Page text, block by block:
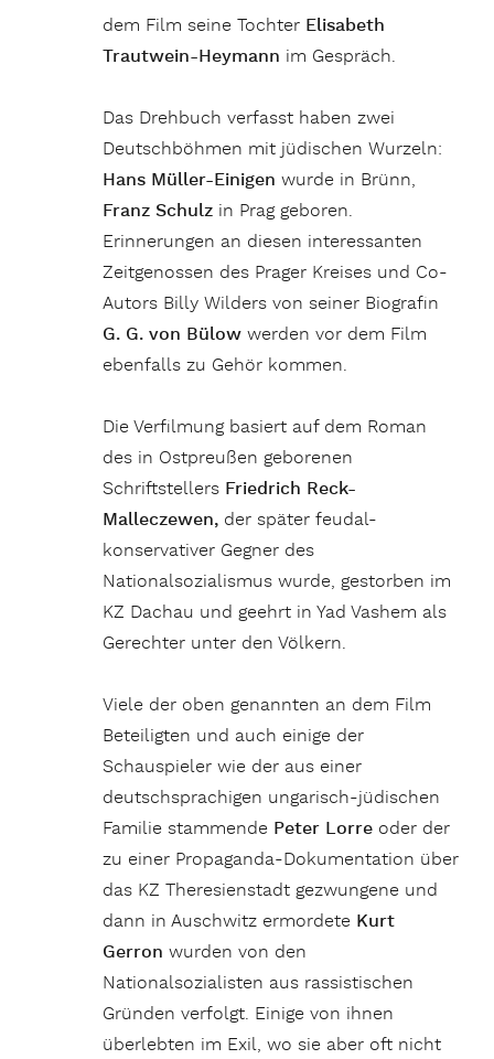
dem Film seine Tochter Elisabeth
Trautwein-Heymann im Gespräch.
Das Drehbuch verfasst haben zwei
Deutschböhmen mit jüdischen Wurzeln:
Hans Müller-Einigen wurde in Brünn,
Franz Schulz in Prag geboren.
Erinnerungen an diesen interessanten
Zeitgenossen des Prager Kreises und Co-
Autors Billy Wilders von seiner Biografin
G. G. von Bülow werden vor dem Film
ebenfalls zu Gehör kommen.
Die Verfilmung basiert auf dem Roman
des in Ostpreußen geborenen
Schriftstellers Friedrich Reck-
Malleczewen, der später feudal-
konservativer Gegner des
Nationalsozialismus wurde, gestorben im
KZ Dachau und geehrt in Yad Vashem als
Gerechter unter den Völkern.
Viele der oben genannten an dem Film
Beteiligten und auch einige der
Schauspieler wie der aus einer
deutschsprachigen ungarisch-jüdischen
Familie stammende Peter Lorre oder der
zu einer Propaganda-Dokumentation über
das KZ Theresienstadt gezwungene und
dann in Auschwitz ermordete Kurt
Gerronwurden von den
Nationalsozialisten aus rassistischen
Gründen verfolgt. Einige von ihnen
überlebten im Exil, wo sie aber oft nicht